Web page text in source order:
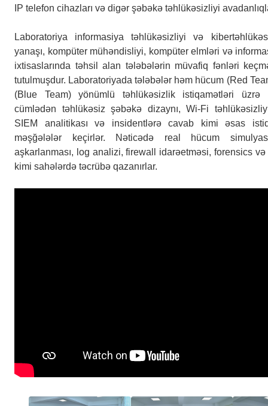
IP telefon cihazları və digər şəbəkə təhlükəsizliyi
Laboratoriya informasiya təhlükəsizliyi və
yanaşı, kompüter mühəndisliyi, kompüter elmləri və
ixtisaslarında təhsil alan tələbələrin müvafiq fənləri
tutulmuşdur. Laboratoriyada tələbələr həm hücum (Red
(Blue Team) yönümlü təhlükəsizlik istiqamətləri üzrə
cümlədən təhlükəsiz şəbəkə dizaynı, Wi-Fi
SIEM analitikası və insidentlərə cavab kimi əsas
məşğələlər keçirlər. Nəticədə real hücum
aşkarlanması, log analizi, firewall idarəetməsi, forensics
kimi sahələrdə təcrübə qazanırlar.